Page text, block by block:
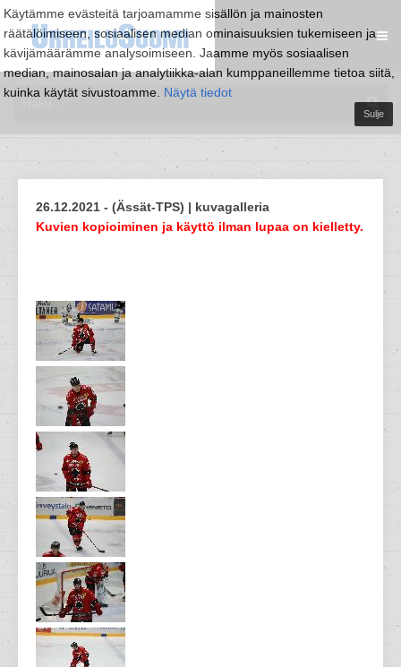
Käytämme evästeitä tarjoamamme sisällön ja mainosten
räätälöimiseen, sosiaalisen median ominaisuuksien tukemiseen ja
kävijämäärämme analysoimiseen. Jaamme myös sosiaalisen
median, mainosalan ja analytiikka-alan kumppaneillemme tietoa siitä,
kuinka käytät sivustoamme. Näytä tiedot
Sulje
26.12.2021 - (Ässät-TPS) | kuvagalleria
Kuvien kopioiminen ja käyttö ilman lupaa on kielletty.